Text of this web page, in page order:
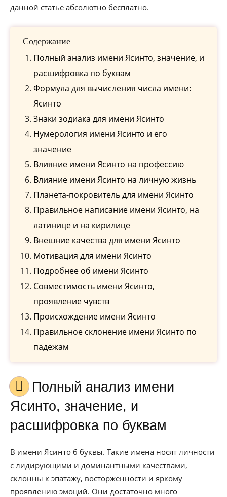
данной статье абсолютно бесплатно.
Содержание
Полный анализ имени Ясинто, значение, и
расшифровка по буквам
Формула для вычисления числа имени:
Ясинто
Знаки зодиака для имени Ясинто
Нумерология имени Ясинто и его
значение
Влияние имени Ясинто на профессию
Влияние имени Ясинто на личную жизнь
Планета-покровитель для имени Ясинто
Правильное написание имени Ясинто, на
латинице и на кирилице
Внешние качества для имени Ясинто
Мотивация для имени Ясинто
Подробнее об имени Ясинто
Совместимость имени Ясинто,
проявление чувств
Происхождение имени Ясинто
Правильное склонение имени Ясинто по
падежам
Полный анализ имени
Ясинто, значение, и
расшифровка по буквам
В имени Ясинто 6 буквы. Такие имена носят личности
с лидирующими и доминантными качествами,
склонны к эпатажу, восторженности и яркому
проявлению эмоций. Они достаточно много